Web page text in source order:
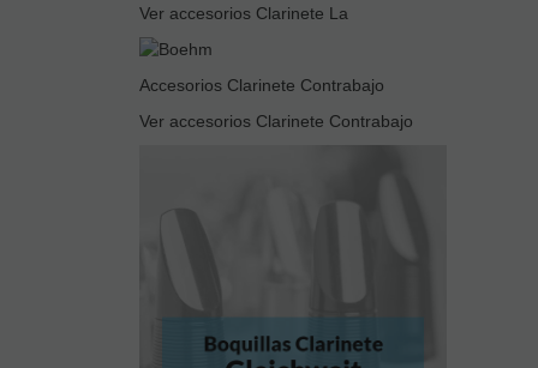
Ver accesorios Clarinete La
Accesorios Clarinete Contrabajo
Ver accesorios Clarinete Contrabajo